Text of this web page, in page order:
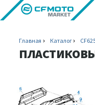
Главная Каталог